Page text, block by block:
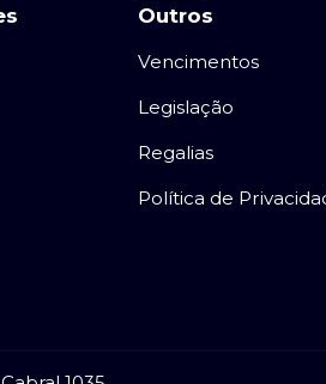
Outros
Vencimentos
Legislação
Regalias
Política de